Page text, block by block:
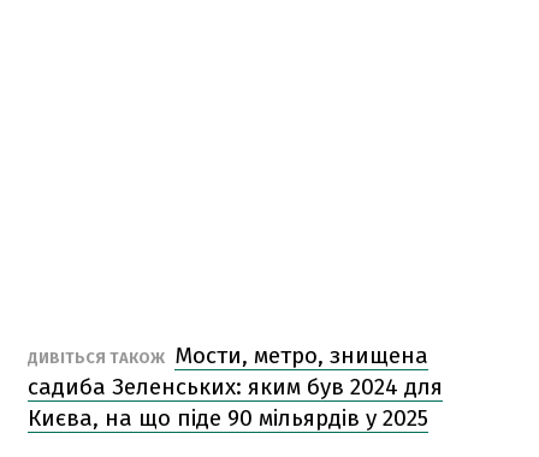
ДИВІТЬСЯ ТАКОЖ Мости, метро, знищена
садиба Зеленських: яким був 2024 для
Києва, на що піде 90 мільярдів у 2025